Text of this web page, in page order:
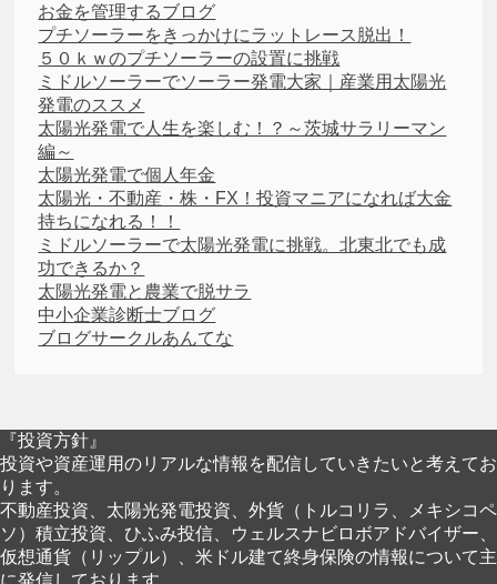
お金を管理するブログ
プチソーラーをきっかけにラットレース脱出！
５０ｋｗのプチソーラーの設置に挑戦
ミドルソーラーでソーラー発電大家｜産業用太陽光
発電のススメ
太陽光発電で人生を楽しむ！？～茨城サラリーマン
編～
太陽光発電で個人年金
太陽光・不動産・株・FX！投資マニアになれば大金
持ちになれる！！
ミドルソーラーで太陽光発電に挑戦。北東北でも成
功できるか？
太陽光発電と農業で脱サラ
中小企業診断士ブログ
ブログサークルあんてな
『投資方針』
投資や資産運用のリアルな情報を配信していきたいと考えてお
ります。
不動産投資、太陽光発電投資、外貨（トルコリラ、メキシコペ
ソ）積立投資、ひふみ投信、ウェルスナビロボアドバイザー、
仮想通貨（リップル）、米ドル建て終身保険の情報について主
に発信しております。